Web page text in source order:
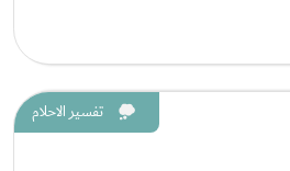
تفسير الاحلام